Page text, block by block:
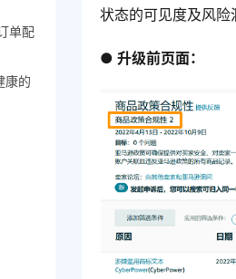
单配
康的
状态的可见度及风险
● 升级前页面：